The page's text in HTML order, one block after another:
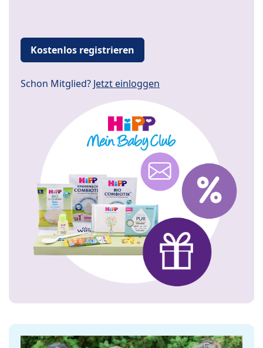
Kostenlos registrieren
Schon Mitglied? Jetzt einloggen